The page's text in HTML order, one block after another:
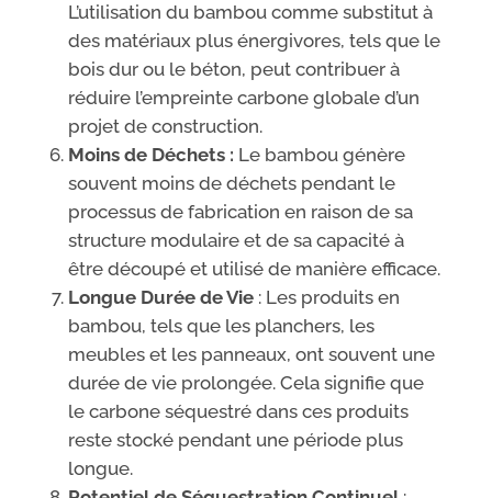
L’utilisation du bambou comme substitut à
des matériaux plus énergivores, tels que le
bois dur ou le béton, peut contribuer à
réduire l’empreinte carbone globale d’un
projet de construction.
Moins de Déchets : Le bambou génère
souvent moins de déchets pendant le
processus de fabrication en raison de sa
structure modulaire et de sa capacité à
être découpé et utilisé de manière efficace.
Longue Durée de Vie: Les produits en
bambou, tels que les planchers, les
meubles et les panneaux, ont souvent une
durée de vie prolongée. Cela signifie que
le carbone séquestré dans ces produits
reste stocké pendant une période plus
longue.